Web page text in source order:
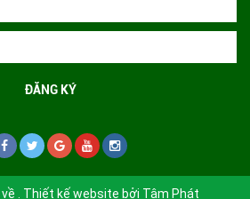
. Thiết kế website bởi Tâm Phát